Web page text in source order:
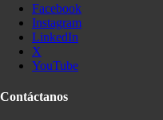
Facebook
Instagram
LinkedIn
X
YouTube
Contáctanos